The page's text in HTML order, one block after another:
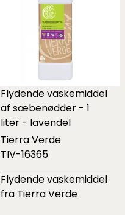
Flydende vaskemiddel
af sæbenødder - 1
liter - lavendel
Tierra Verde
TIV-16365
Flydende vaskemiddel
fra Tierra Verde